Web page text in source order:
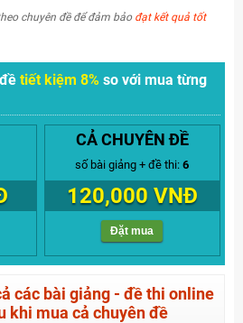
chuyên đề để đảm bảo đạt kết quả tốt
tiết kiệm 8% so với mua từng
CẢ CHUYÊN ĐỀ
số bài giảng + đề thi:6
120,000 VNĐ
Đặt mua
các bài giảng - đề thi online
khi mua cả chuyên đề